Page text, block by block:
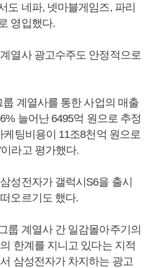
도 네파, 넷마블게임즈, 파리
영입했다.
열사 광고수주도 안정적으로
룹 계열사를 통한 사업의 매출
늘어난 6495억 원으로 추정
케팅비용이 11조8천억 원으로
라고 평가했다.
성전자가 갤럭시S6을 출시
오르기도 했다.
룹 계열사 간 일감몰아주기의
한계를 지니고 있다는 지적
삼성전자가 차지하는 광고